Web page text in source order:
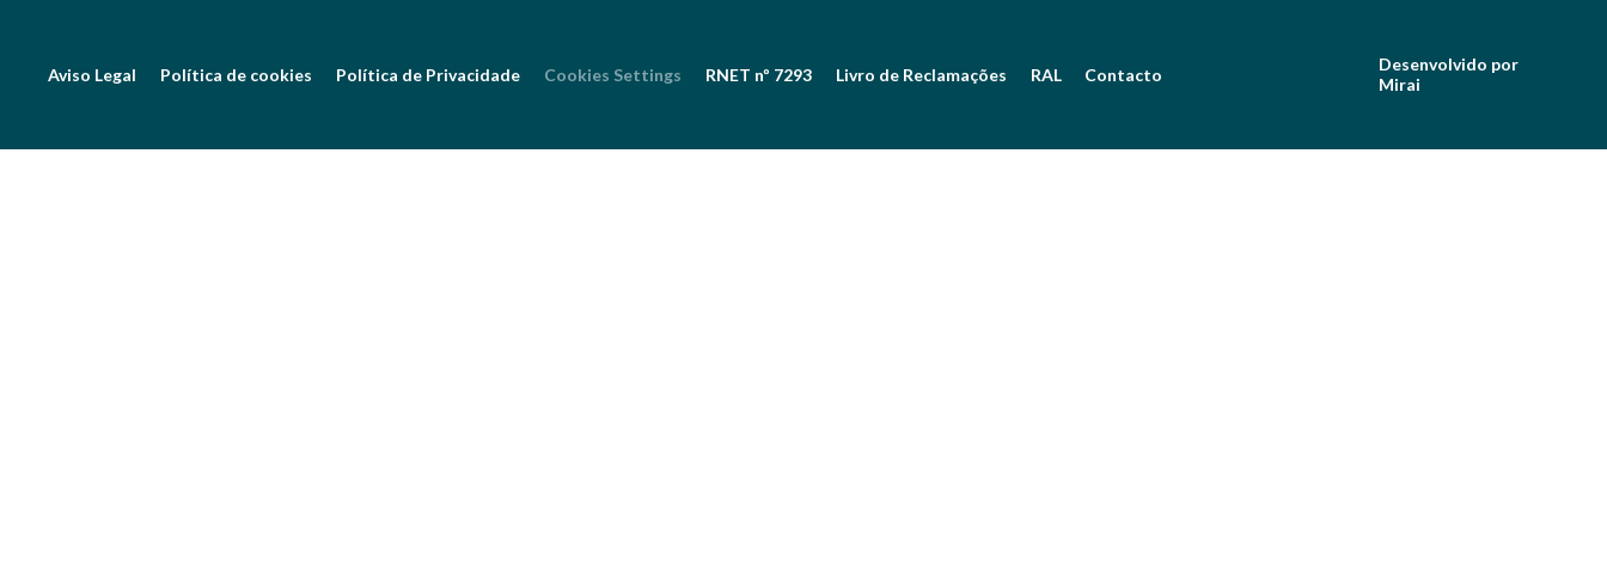
Aviso Legal Política de cookies Política de Privacidade Cookies Settings RNET nº 7293 Livro de Reclamações RAL Contacto
Desenvolvido por
Mirai